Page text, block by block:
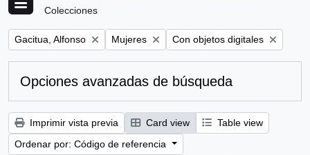
Colecciones
Remove filter:
Gacitua, Alfonso Remove filter:
Mujeres Remove filter:
Con objetos digitales
Opciones avanzadas de búsqueda
Imprimir vista previa Card view
Table view
Ordenar por: Código de referencia